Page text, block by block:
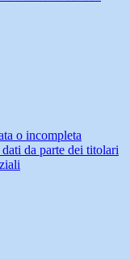
o incompleta
da parte dei titolari